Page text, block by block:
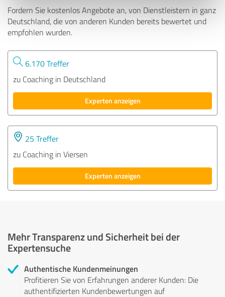
Fordern Sie kostenlos Angebote an, von Dienstleistern in ganz
Deutschland, die von anderen Kunden bereits bewertet und
empfohlen wurden.
6.170 Treffer
zu Coaching in Deutschland
Experten anzeigen
25 Treffer
zu Coaching in Viersen
Experten anzeigen
Mehr Transparenz und Sicherheit bei der
Expertensuche
Authentische Kundenmeinungen
Profitieren Sie von Erfahrungen anderer Kunden: Die
authentifizierten Kundenbewertungen auf